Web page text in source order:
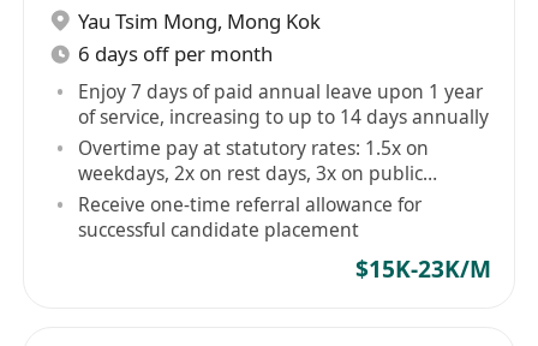
Yau Tsim Mong, Mong Kok
6 days off per month
Enjoy 7 days of paid annual leave upon 1 year
of service, increasing to up to 14 days annually
Overtime pay at statutory rates: 1.5x on
weekdays, 2x on rest days, 3x on public
holidays
Receive one-time referral allowance for
successful candidate placement
$15K-23K/M